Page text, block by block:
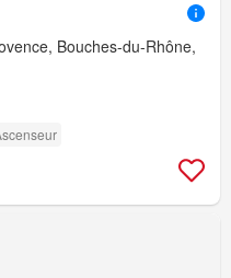
Bouches-du-Rhône,